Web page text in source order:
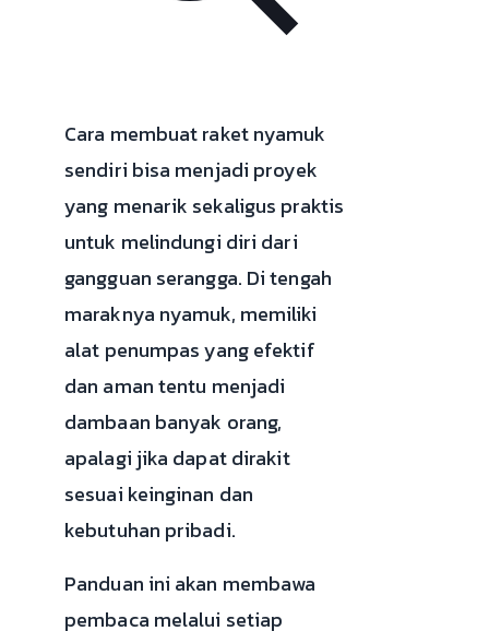
Cara membuat raket nyamuk
sendiri bisa menjadi proyek
yang menarik sekaligus praktis
untuk melindungi diri dari
gangguan serangga. Di tengah
maraknya nyamuk, memiliki
alat penumpas yang efektif
dan aman tentu menjadi
dambaan banyak orang,
apalagi jika dapat dirakit
sesuai keinginan dan
kebutuhan pribadi.
Panduan ini akan membawa
pembaca melalui setiap